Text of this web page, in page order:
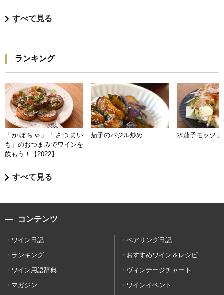
すべて見る
ランキング
「かぼちゃ」「さつまい
も」のおつまみでワインを
飲もう！【2022】
茄子のバジル炒め 水茄子モッツァ
すべて見る
コンテンツ
ワイン日記
ペアリング日記
ランキング
おすすめワイン＆レシピ
ワイン用語辞典
ヴィンテージチャート
マガジン
ワインイベント